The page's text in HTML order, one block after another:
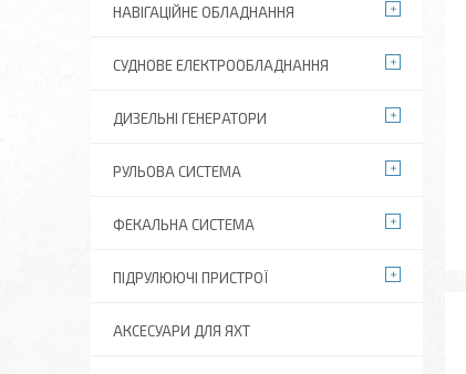
НАВІГАЦІЙНЕ ОБЛАДНАННЯ
СУДНОВЕ ЕЛЕКТРООБЛАДНАННЯ
ДИЗЕЛЬНІ ГЕНЕРАТОРИ
РУЛЬОВА СИСТЕМА
ФЕКАЛЬНА СИСТЕМА
ПІДРУЛЮЮЧІ ПРИСТРОЇ
АКСЕСУАРИ ДЛЯ ЯХТ